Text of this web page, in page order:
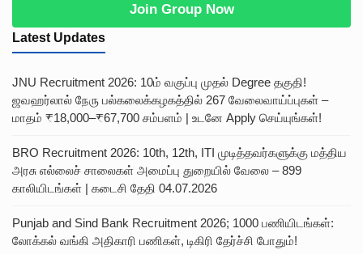
Join Group Now
Latest Updates
JNU Recruitment 2026: 10ம் வகுப்பு முதல் Degree தகுதி!
ஜவஹர்லால் நேரு பல்கலைக்கழகத்தில் 267 வேலைவாய்ப்புகள் –
மாதம் ₹18,000–₹67,700 சம்பளம் | உடனே Apply செய்யுங்கள்!
BRO Recruitment 2026: 10th, 12th, ITI முடித்தவர்களுக்கு மத்திய
அரசு எல்லைச் சாலைகள் அமைப்பு துறையில் வேலை – 899
காலியிடங்கள் | கடைசி தேதி 04.07.2026
Punjab and Sind Bank Recruitment 2026; 1000 பணியிடங்கள்:
லோக்கல் வங்கி அதிகாரி பணிகள், டிகிரி தேர்ச்சி போதும்!